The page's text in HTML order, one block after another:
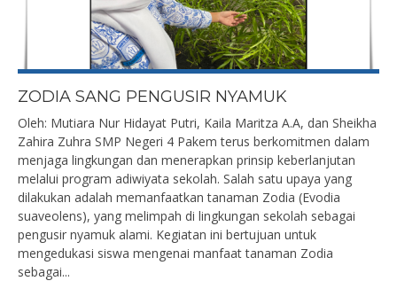
ZODIA SANG PENGUSIR NYAMUK
Oleh: Mutiara Nur Hidayat Putri, Kaila Maritza A.A, dan Sheikha
Zahira Zuhra SMP Negeri 4 Pakem terus berkomitmen dalam
menjaga lingkungan dan menerapkan prinsip keberlanjutan
melalui program adiwiyata sekolah. Salah satu upaya yang
dilakukan adalah memanfaatkan tanaman Zodia (Evodia
suaveolens), yang melimpah di lingkungan sekolah sebagai
pengusir nyamuk alami. Kegiatan ini bertujuan untuk
mengedukasi siswa mengenai manfaat tanaman Zodia
sebagai...